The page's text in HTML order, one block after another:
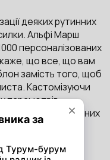
деяких рутинних
Альфі Марш
персоналізованих
каже, що все, що вам
замість того, щоб
Кастомізуючи
параметрів,
персоналізованих
гайд з усіма